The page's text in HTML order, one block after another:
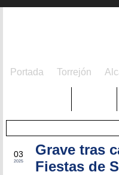
Portada Torrejón
03
2025
Grave tras
Fiestas de